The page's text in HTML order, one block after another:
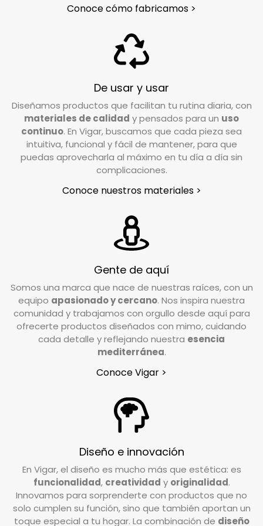
encantados de asistirte con lo que necesites.
Si tu pedido está dentro del plazo establecido
(15 días hábiles), puedes efectuar la devolución
poniéndote en contacto con nuestro servicio
de Atención al Cliente. Escríbenos a
info@vigar.com, y estaremos encantados de
ayudarte.
En un plazo aproximado de 24/48h horas desde
transportista se pondrá en contacto contigo
para coordinar la recogida en el lugar indicado
en el formulario de devoluciones.
¿En qué condiciones debo devolver el pedido?
Valoramos cada caso de forma individual, pero
como norma general, el producto debe
devolverse en su estado y embalaje original. No
debe estar usado ni estropeado, y debe
conservar las etiquetas y los complementos
incluidos en la caja.
En Vigar, valoramos la confianza que depositas
en nosotros al elegir nuestros productos. Por
ello, trabajamos para garantizar su
el coste de envío deberá ser abonado por el
cliente, excepto en casos de pedidos
incompletos o artículos defectuosos, donde los
gastos de devolución serán asumidos por
Conoce cómo fabricamos >
De usar y usar
Diseñamos productos que facilitan tu rutina diaria, con
materiales de calidad y pensados para un uso
continuo. En Vigar, buscamos que cada pieza sea
intuitiva, funcional y fácil de mantener, para que
puedas aprovecharla al máximo en tu día a día sin
complicaciones.
Conoce nuestros materiales >
Gente de aquí
Somos una marca que nace de nuestras raíces, con un
equipo apasionado y cercano. Nos inspira nuestra
comunidad y trabajamos con orgullo desde aquí para
ofrecerte productos diseñados con mimo, cuidando
cada detalle y reflejando nuestra esencia
mediterránea.
Conoce Vigar >
Diseño e innovación
En Vigar, el diseño es mucho más que estética: es
funcionalidad, creatividad y originalidad.
Innovamos para sorprenderte con productos que no
solo cumplen su función, sino que también aportan un
toque especial a tu hogar. La combinación de diseño